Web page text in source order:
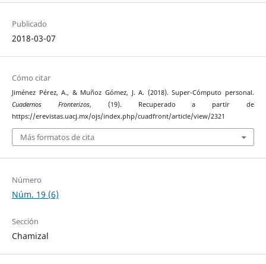
Publicado
2018-03-07
Cómo citar
Jiménez Pérez, A., & Muñoz Gómez, J. A. (2018). Super-Cómputo personal.
Cuadernos Fronterizos, (19). Recuperado a partir de
https://erevistas.uacj.mx/ojs/index.php/cuadfront/article/view/2321
Más formatos de cita
Número
Núm. 19 (6)
Sección
Chamizal